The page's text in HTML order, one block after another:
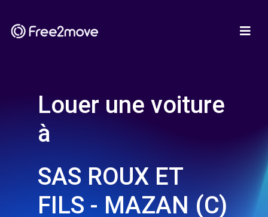
Louer une voiture
à
SAS ROUX ET
FILS - MAZAN (C)